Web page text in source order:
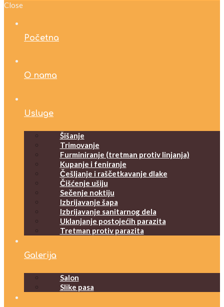
Close
Početna
O nama
Usluge
Šišanje
Trimovanje
Furminiranje (tretman protiv linjanja)
Kupanje i feniranje
Češljanje i raščetkavanje dlake
Čišćenje ušiju
Sečenje noktiju
Izbrijavanje šapa
Izbrijavanje sanitarnog dela
Uklanjanje postojećih parazita
Tretman protiv parazita
Galerija
Salon
Slike pasa